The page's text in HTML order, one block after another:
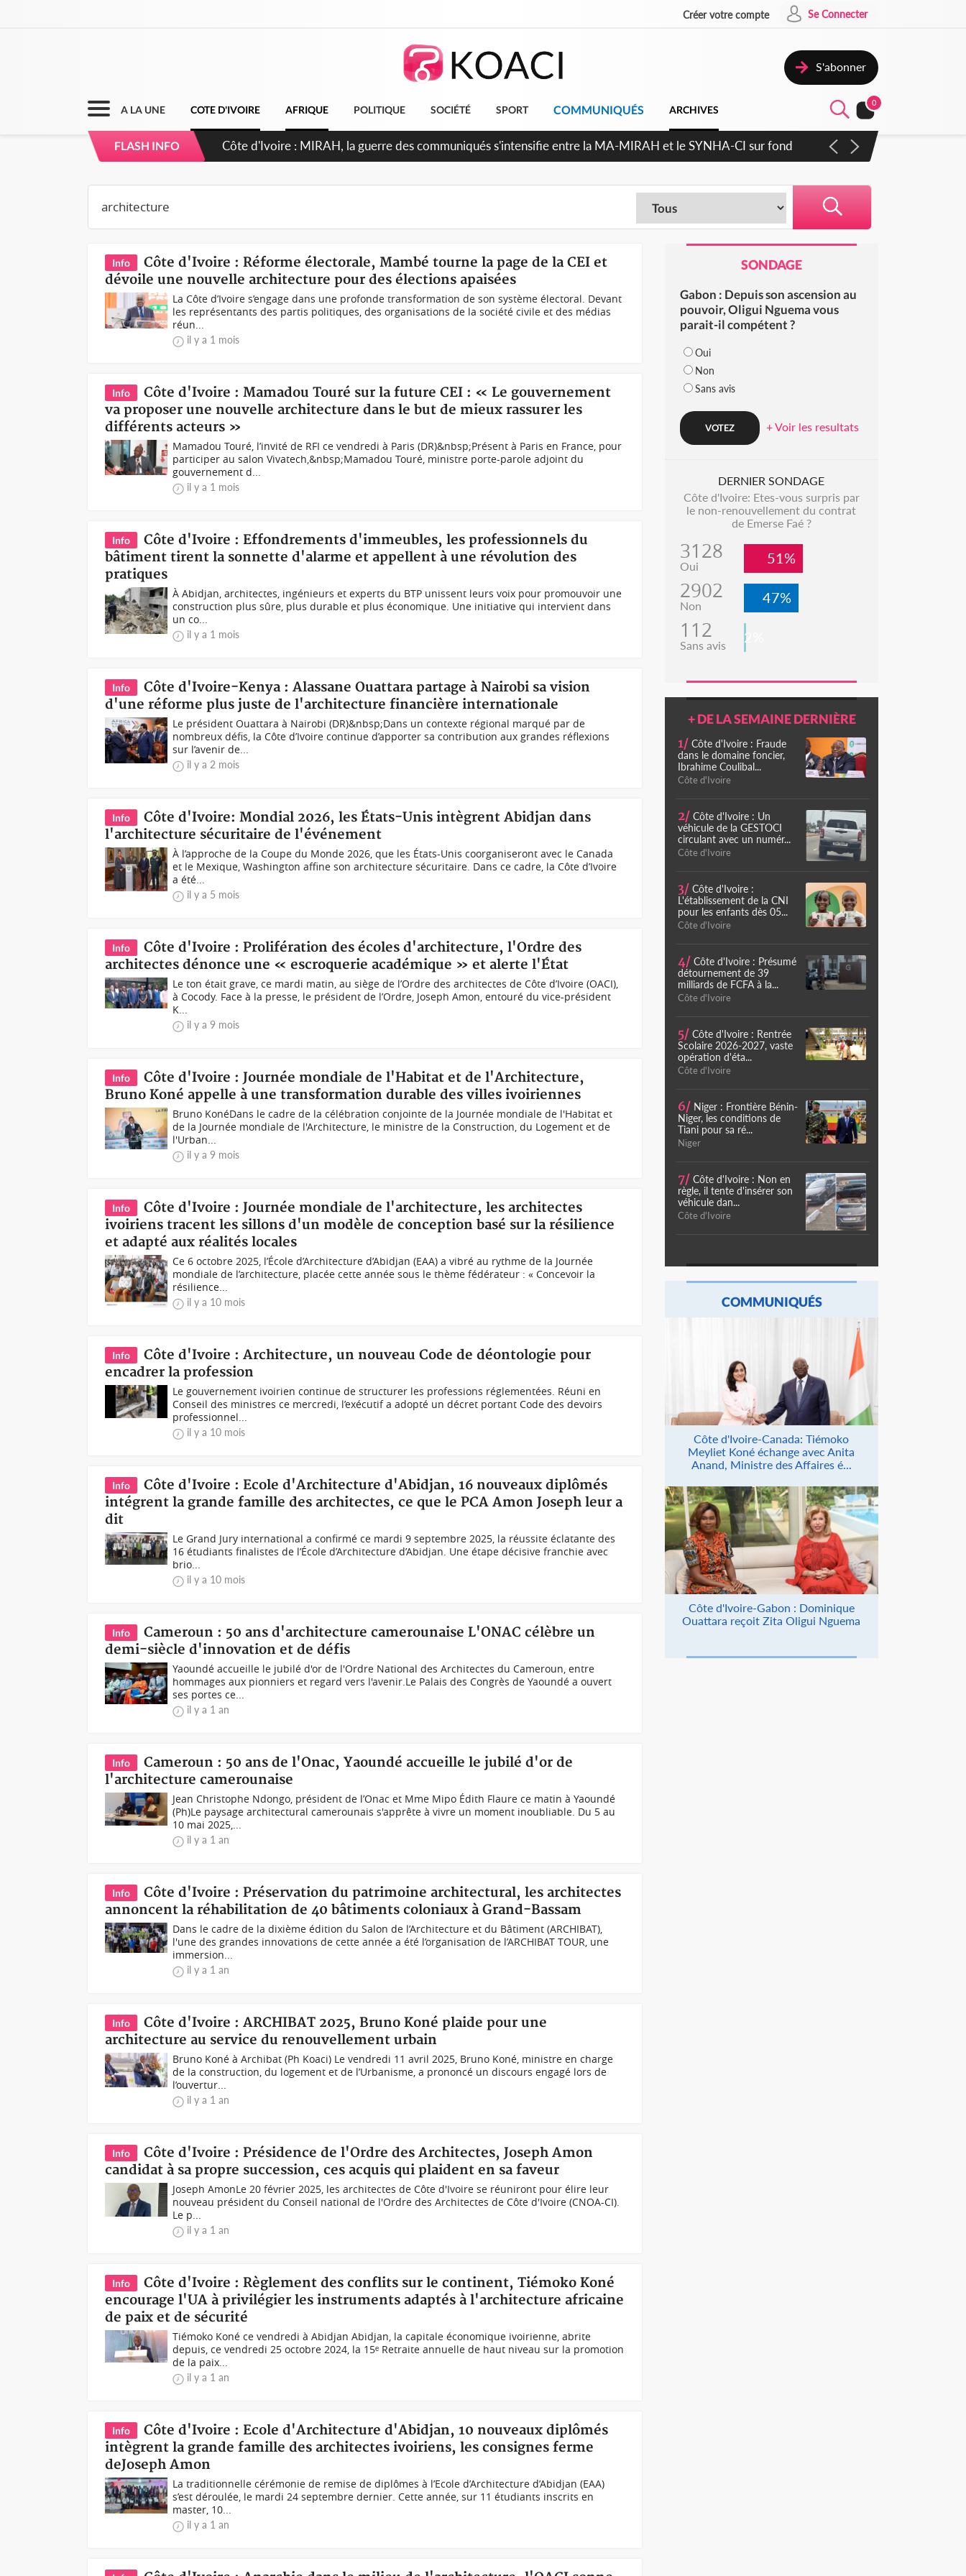
Créer votre compte Se Connecter
S'abonner
A LA UNE COTE D'IVOIRE AFRIQUE POLITIQUE SOCIÉTÉ SPORT COMMUNIQUÉS ARCHIVES
0
FLASH INFO
Côte d'Ivoire : MIRAH, la guerre des communiqués s'intensifie entre la MA-MIRAH et le SYNHA-CI sur fond
Info
Côte d'Ivoire : Réforme électorale, Mambé tourne la page de la CEI et
dévoile une nouvelle architecture pour des élections apaisées
La Côte d’Ivoire s’engage dans une profonde transformation de son système électoral. Devant
les représentants des partis politiques, des organisations de la société civile et des médias
réun...
il y a 1 mois
Info
Côte d'Ivoire : Mamadou Touré sur la future CEI : « Le gouvernement
va proposer une nouvelle architecture dans le but de mieux rassurer les
différents acteurs »
Mamadou Touré, l’invité de RFI ce vendredi à Paris (DR)&nbsp;Présent à Paris en France, pour
participer au salon Vivatech,&nbsp;Mamadou Touré, ministre porte-parole adjoint du
gouvernement d...
il y a 1 mois
Info
Côte d'Ivoire : Effondrements d'immeubles, les professionnels du
bâtiment tirent la sonnette d'alarme et appellent à une révolution des
pratiques
À Abidjan, architectes, ingénieurs et experts du BTP unissent leurs voix pour promouvoir une
construction plus sûre, plus durable et plus économique. Une initiative qui intervient dans
un co...
il y a 1 mois
Info
Côte d'Ivoire-Kenya : Alassane Ouattara partage à Nairobi sa vision
d'une réforme plus juste de l'architecture financière internationale
Le président Ouattara à Nairobi (DR)&nbsp;Dans un contexte régional marqué par de
nombreux défis, la Côte d’Ivoire continue d’apporter sa contribution aux grandes réflexions
sur l’avenir de...
il y a 2 mois
Info
Côte d'Ivoire: Mondial 2026, les États-Unis intègrent Abidjan dans
l'architecture sécuritaire de l'événement
À l’approche de la Coupe du Monde 2026, que les États-Unis coorganiseront avec le Canada
et le Mexique, Washington affine son architecture sécuritaire. Dans ce cadre, la Côte d’Ivoire
a été...
il y a 5 mois
Info
Côte d'Ivoire : Prolifération des écoles d'architecture, l'Ordre des
architectes dénonce une « escroquerie académique » et alerte l'État
Le ton était grave, ce mardi matin, au siège de l’Ordre des architectes de Côte d’Ivoire (OACI),
à Cocody. Face à la presse, le président de l’Ordre, Joseph Amon, entouré du vice-président
K...
il y a 9 mois
Info
Côte d'Ivoire : Journée mondiale de l'Habitat et de l'Architecture,
Bruno Koné appelle à une transformation durable des villes ivoiriennes
Bruno KonéDans le cadre de la célébration conjointe de la Journée mondiale de l'Habitat et
de la Journée mondiale de l'Architecture, le ministre de la Construction, du Logement et de
l'Urban...
il y a 9 mois
Info
Côte d'Ivoire : Journée mondiale de l'architecture, les architectes
ivoiriens tracent les sillons d'un modèle de conception basé sur la résilience
et adapté aux réalités locales
Ce 6 octobre 2025, l’École d’Architecture d’Abidjan (EAA) a vibré au rythme de la Journée
mondiale de l’architecture, placée cette année sous le thème fédérateur : « Concevoir la
résilience...
il y a 10 mois
Info
Côte d'Ivoire : Architecture, un nouveau Code de déontologie pour
encadrer la profession
Le gouvernement ivoirien continue de structurer les professions réglementées. Réuni en
Conseil des ministres ce mercredi, l’exécutif a adopté un décret portant Code des devoirs
professionnel...
il y a 10 mois
Info
Côte d'Ivoire : Ecole d'Architecture d'Abidjan, 16 nouveaux diplômés
intégrent la grande famille des architectes, ce que le PCA Amon Joseph leur a
dit
Le Grand Jury international a confirmé ce mardi 9 septembre 2025, la réussite éclatante des
16 étudiants finalistes de l’École d’Architecture d’Abidjan. Une étape décisive franchie avec
brio...
il y a 10 mois
Info
Cameroun : 50 ans d'architecture camerounaise L'ONAC célèbre un
demi-siècle d'innovation et de défis
Yaoundé accueille le jubilé d'or de l'Ordre National des Architectes du Cameroun, entre
hommages aux pionniers et regard vers l'avenir.Le Palais des Congrès de Yaoundé a ouvert
ses portes ce...
il y a 1 an
Info
Cameroun : 50 ans de l'Onac, Yaoundé accueille le jubilé d'or de
l'architecture camerounaise
Jean Christophe Ndongo, président de l’Onac et Mme Mipo Édith Flaure ce matin à Yaoundé
(Ph)Le paysage architectural camerounais s'apprête à vivre un moment inoubliable. Du 5 au
10 mai 2025,...
il y a 1 an
Info
Côte d'Ivoire : Préservation du patrimoine architectural, les architectes
annoncent la réhabilitation de 40 bâtiments coloniaux à Grand-Bassam
Dans le cadre de la dixième édition du Salon de l’Architecture et du Bâtiment (ARCHIBAT),
l'une des grandes innovations de cette année a été l’organisation de l’ARCHIBAT TOUR, une
immersion...
il y a 1 an
Info
Côte d'Ivoire : ARCHIBAT 2025, Bruno Koné plaide pour une
architecture au service du renouvellement urbain
Bruno Koné à Archibat (Ph Koaci) Le vendredi 11 avril 2025, Bruno Koné, ministre en charge
de la construction, du logement et de l’Urbanisme, a prononcé un discours engagé lors de
l’ouvertur...
il y a 1 an
Info
Côte d'Ivoire : Présidence de l'Ordre des Architectes, Joseph Amon
candidat à sa propre succession, ces acquis qui plaident en sa faveur
Joseph AmonLe 20 février 2025, les architectes de Côte d'Ivoire se réuniront pour élire leur
nouveau président du Conseil national de l'Ordre des Architectes de Côte d'Ivoire (CNOA-CI).
Le p...
il y a 1 an
Info
Côte d'Ivoire : Règlement des conflits sur le continent, Tiémoko Koné
encourage l'UA à privilégier les instruments adaptés à l'architecture africaine
de paix et de sécurité
Tiémoko Koné ce vendredi à Abidjan Abidjan, la capitale économique ivoirienne, abrite
depuis, ce vendredi 25 octobre 2024, la 15ᵉ Retraite annuelle de haut niveau sur la promotion
de la paix...
il y a 1 an
Info
Côte d'Ivoire : Ecole d'Architecture d'Abidjan, 10 nouveaux diplômés
intègrent la grande famille des architectes ivoiriens, les consignes ferme
deJoseph Amon
La traditionnelle cérémonie de remise de diplômes à l’Ecole d’Architecture d’Abidjan (EAA)
s’est déroulée, le mardi 24 septembre dernier. Cette année, sur 11 étudiants inscrits en
master, 10...
il y a 1 an
SONDAGE
Gabon : Depuis son ascension au
pouvoir, Oligui Nguema vous
parait-il compétent ?
Oui
Non
Sans avis
+ Voir les resultats
DERNIER SONDAGE
Côte d'Ivoire: Etes-vous surpris par
le non-renouvellement du contrat
de Emerse Faé ?
3128
Oui 51%
2902
Non 47%
112
Sans avis 2%
+ DE LA SEMAINE DERNIÈRE
1/ Côte d'Ivoire : Fraude
dans le domaine foncier,
Ibrahime Coulibal...
Côte d'Ivoire
2/ Côte d'Ivoire : Un
véhicule de la GESTOCI
circulant avec un numér...
Côte d'Ivoire
3/ Côte d'Ivoire :
L'établissement de la CNI
pour les enfants dès 05...
Côte d'Ivoire
4/ Côte d'Ivoire : Présumé
détournement de 39
milliards de FCFA à la...
Côte d'Ivoire
5/ Côte d'Ivoire : Rentrée
Scolaire 2026-2027, vaste
opération d'éta...
Côte d'Ivoire
6/ Niger : Frontière Bénin-
Niger, les conditions de
Tiani pour sa ré...
Niger
7/ Côte d'Ivoire : Non en
règle, il tente d'insérer son
véhicule dan...
Côte d'Ivoire
COMMUNIQUÉS
Côte d'Ivoire-Canada: Tiémoko
Meyliet Koné échange avec Anita
Anand, Ministre des Affaires é...
Côte d'Ivoire-Gabon : Dominique
Ouattara reçoit Zita Oligui Nguema